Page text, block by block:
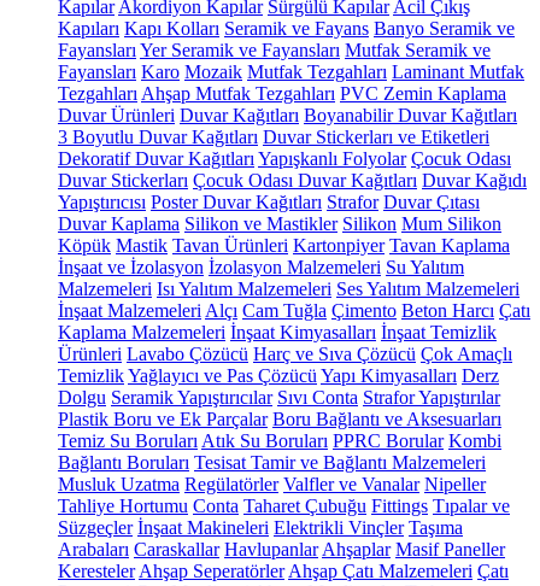
Kapılar Akordiyon Kapılar Sürgülü Kapılar Acil Çıkış
Kapıları Kapı Kolları Seramik ve Fayans Banyo Seramik ve
Fayansları Yer Seramik ve Fayansları Mutfak Seramik ve
Fayansları Karo Mozaik Mutfak Tezgahları Laminant Mutfak
Tezgahları Ahşap Mutfak Tezgahları PVC Zemin Kaplama
Duvar Ürünleri Duvar Kağıtları Boyanabilir Duvar Kağıtları
3 Boyutlu Duvar Kağıtları Duvar Stickerları ve Etiketleri
Dekoratif Duvar Kağıtları Yapışkanlı Folyolar Çocuk Odası
Duvar Stickerları Çocuk Odası Duvar Kağıtları Duvar Kağıdı
Yapıştırıcısı Poster Duvar Kağıtları Strafor Duvar Çıtası
Duvar Kaplama Silikon ve Mastikler Silikon Mum Silikon
Köpük Mastik Tavan Ürünleri Kartonpiyer Tavan Kaplama
İnşaat ve İzolasyon İzolasyon Malzemeleri Su Yalıtım
Malzemeleri Isı Yalıtım Malzemeleri Ses Yalıtım Malzemeleri
İnşaat Malzemeleri Alçı Cam Tuğla Çimento Beton Harcı Çatı
Kaplama Malzemeleri İnşaat Kimyasalları İnşaat Temizlik
Ürünleri Lavabo Çözücü Harç ve Sıva Çözücü Çok Amaçlı
TemizlikYağlayıcı ve Pas Çözücü Yapı Kimyasalları Derz
Dolgu Seramik Yapıştırıcılar Sıvı Conta Strafor Yapıştırılar
Plastik Boru ve Ek Parçalar Boru Bağlantı ve Aksesuarları
Temiz Su Boruları Atık Su Boruları PPRC Borular Kombi
Bağlantı Boruları Tesisat Tamir ve Bağlantı Malzemeleri
Musluk Uzatma Regülatörler Valfler ve Vanalar Nipeller
Tahliye Hortumu Conta Taharet Çubuğu Fittings Tıpalar ve
Süzgeçler İnşaat Makineleri Elektrikli Vinçler Taşıma
Arabaları Caraskallar Havlupanlar Ahşaplar Masif Paneller
Keresteler Ahşap Seperatörler Ahşap Çatı Malzemeleri Çatı